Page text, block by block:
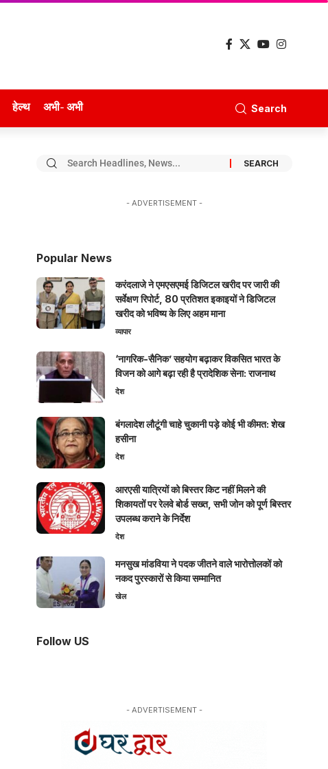
हेल्थ अभी- अभी Search
- ADVERTISEMENT -
Popular News
करंदलाजे ने एमएसएमई डिजिटल खरीद पर जारी की
सर्वेक्षण रिपोर्ट, 80 प्रतिशत इकाइयों ने डिजिटल
खरीद को भविष्य के लिए अहम माना
व्यापार
‘नागरिक-सैनिक’ सहयोग बढ़ाकर विकसित भारत के
विजन को आगे बढ़ा रही है प्रादेशिक सेना: राजनाथ
देश
बंगलादेश लौटूंगी चाहे चुकानी पड़े कोई भी कीमत: शेख
हसीना
देश
आरएसी यात्रियों को बिस्तर किट नहीं मिलने की
शिकायतों पर रेलवे बोर्ड सख्त, सभी जोन को पूर्ण बिस्तर
उपलब्ध कराने के निर्देश
देश
मनसुख मांडविया ने पदक जीतने वाले भारोत्तोलकों को
नकद पुरस्कारों से किया सम्मानित
खेल
Follow US
- ADVERTISEMENT -